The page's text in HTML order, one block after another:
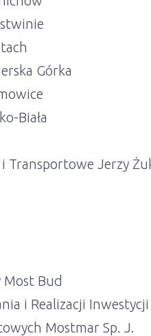
Górka
Biała
Transportowe Jerzy
Most Bud
i Realizacji
Mostmar Sp. J.